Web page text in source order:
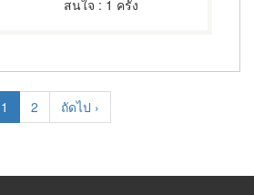
สนใจ : 1 ครั้ง
Current
page
1 Page
2
Next
page
ถัดไป ›